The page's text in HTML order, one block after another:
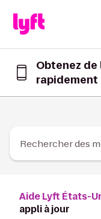
Obtenez
rapidement
Rechercher des
Aide Lyft États-
appli à jour